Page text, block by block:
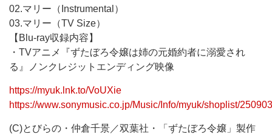
02.マリー（Instrumental）
03.マリー（TV Size）
【Blu-ray収録内容】
・TVアニメ『ずたぼろ令嬢は姉の元婚約者に溺愛され
る』ノンクレジットエンディング映像
https://myuk.lnk.to/VoUXie
https://www.sonymusic.co.jp/Music/Info/myuk/shoplist/
(C)とびらの・仲倉千景／双葉社・「ずたぼろ令嬢」製作